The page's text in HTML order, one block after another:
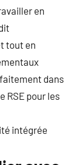
en
tout en
dans
RSE pour les
intégrée